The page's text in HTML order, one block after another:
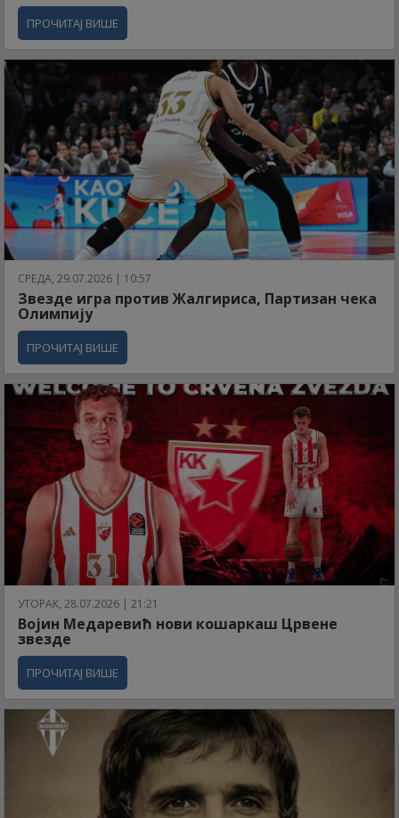
ПРОЧИТАЈ ВИШЕ
СРЕДА, 29.07.2026 | 10:57
Звезде игра против Жалгириса, Партизан чека
Олимпију
ПРОЧИТАЈ ВИШЕ
УТОРАК, 28.07.2026 | 21:21
Војин Медаревић нови кошаркаш Црвене
звезде
ПРОЧИТАЈ ВИШЕ